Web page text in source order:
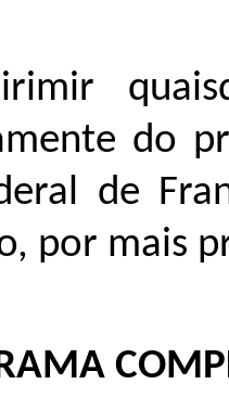
do
de
por mais